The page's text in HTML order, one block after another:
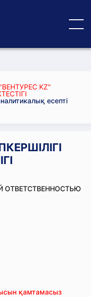
"ВЕНТУРЕС KZ"
есепті
ОТВЕТСТВЕННОСТЬЮ
қамтамасыз